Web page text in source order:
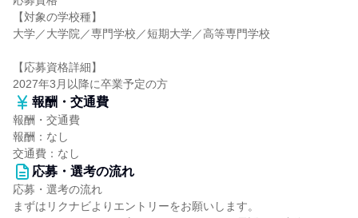
【対象の学校種】
大学／大学院／専門学校／短期大学／高等専門学校
【応募資格詳細】
2027年3月以降に卒業予定の方
報酬・交通費
報酬・交通費
報酬：なし
交通費：なし
応募・選考の流れ
応募・選考の流れ
まずはリクナビよりエントリーをお願いします。